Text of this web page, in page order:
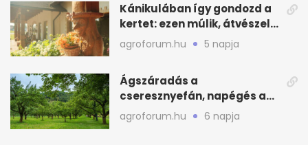
Kánikulában így gondozd a
kertet: ezen múlik, átvészeli-
e a hőséget
agroforum.hu 5 napja
Ágszáradás a
cseresznyefán, napégés a
kajszin: mit tehetsz most?
agroforum.hu 6 napja